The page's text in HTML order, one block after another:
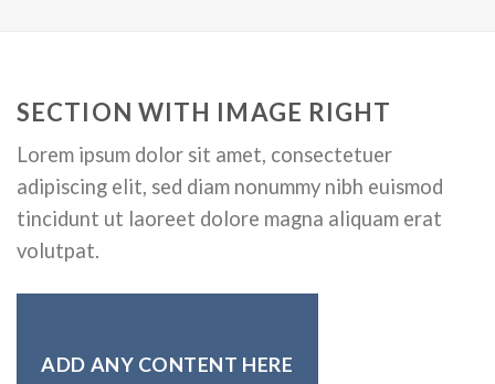
SECTION WITH IMAGE RIGHT
Lorem ipsum dolor sit amet, consectetuer
adipiscing elit, sed diam nonummy nibh euismod
tincidunt ut laoreet dolore magna aliquam erat
volutpat.
ADD ANY CONTENT HERE